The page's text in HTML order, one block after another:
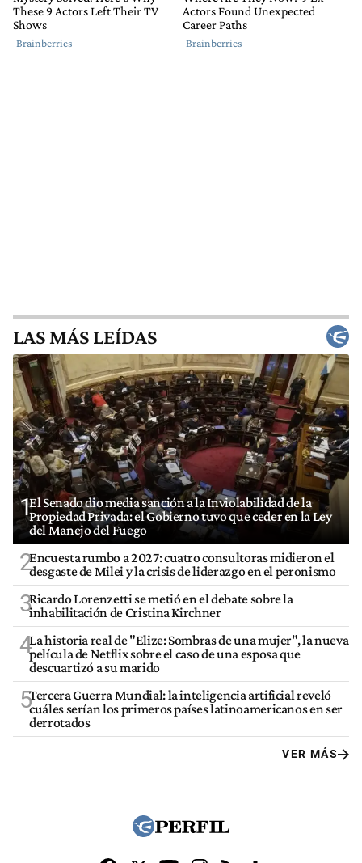
LAS MÁS LEÍDAS
1El Senado dio media sanción a la Inviolabilidad de la
Propiedad Privada: el Gobierno tuvo que ceder en la Ley
del Manejo del Fuego
2Encuesta rumbo a 2027: cuatro consultoras midieron el
desgaste de Milei y la crisis de liderazgo en el peronismo
3Ricardo Lorenzetti se metió en el debate sobre la
inhabilitación de Cristina Kirchner
4La historia real de "Elize: Sombras de una mujer", la nueva
película de Netflix sobre el caso de una esposa que
descuartizó a su marido
5Tercera Guerra Mundial: la inteligencia artificial reveló
cuáles serían los primeros países latinoamericanos en ser
derrotados
VER MÁS